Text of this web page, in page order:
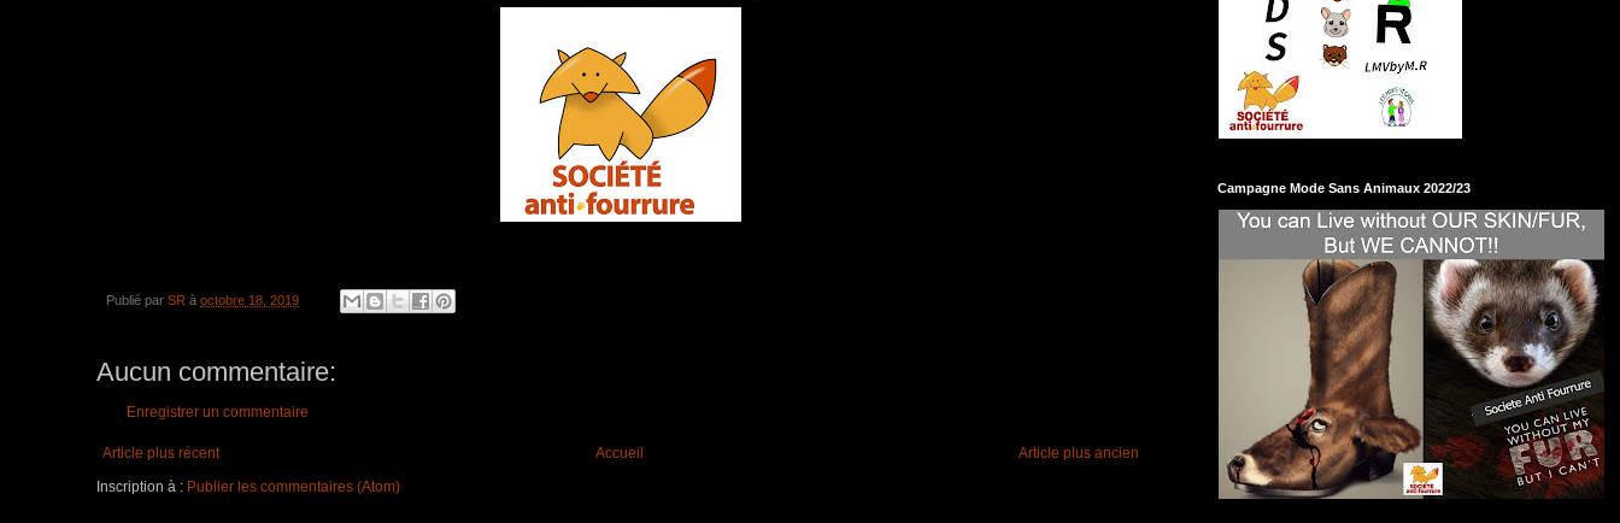
Publié par SR à octobre 18, 2019
Aucun commentaire:
Enregistrer un commentaire
Article plus récent Article plus ancien
Accueil
Inscription à : Publier les commentaires (Atom)
Campagne Mode Sans Animaux 2022/23